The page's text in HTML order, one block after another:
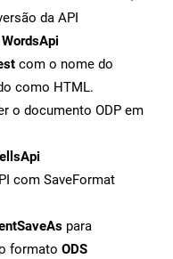
da API
com o nome do
como HTML.
o documento ODP em
com SaveFormat
para
formato ODS